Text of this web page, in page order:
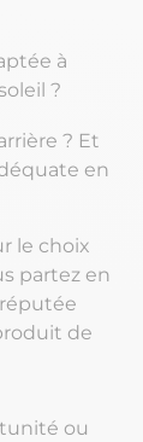
à
?
? Et
en
le choix
partez en
de
ou